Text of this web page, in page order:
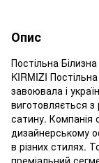
Опис
Постільна
KIRMIZI
завоювала і
виготовляється з
сатину. Компанія
дизайнерському
в різних стилях.
преміальний